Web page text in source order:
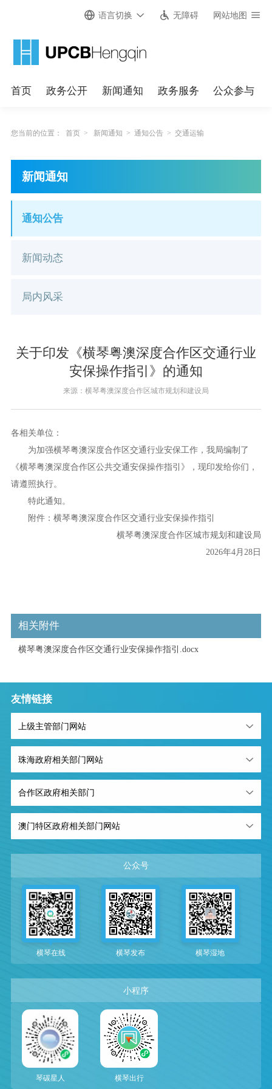
语言切换 无障碍 网站地图
首页 政务公开 新闻通知 政务服务 公众参与
您当前的位置： 首页 > 新闻通知 > 通知公告 > 交通运输
新闻通知
通知公告
新闻动态
局内风采
关于印发《横琴粤澳深度合作区交通行业
安保操作指引》的通知
来源：横琴粤澳深度合作区城市规划和建设局
各相关单位：
为加强横琴粤澳深度合作区交通行业安保工作，我局编制了
《横琴粤澳深度合作区公共交通安保操作指引》，现印发给你们，
请遵照执行。
特此通知。
附件：横琴粤澳深度合作区交通行业安保操作指引
横琴粤澳深度合作区城市规划和建设局
2026年4月28日
相关附件
横琴粤澳深度合作区交通行业安保操作指引.docx
友情链接
上级主管部门网站
珠海政府相关部门网站
合作区政府相关部门
澳门特区政府相关部门网站
公众号
横琴在线 横琴发布 横琴湿地
小程序
琴碳星人 横琴出行